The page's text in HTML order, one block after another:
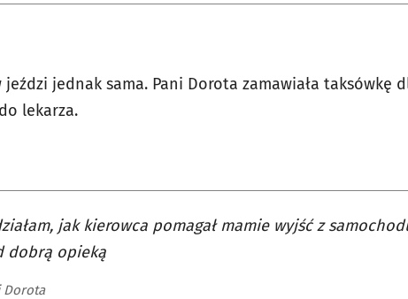
jeździ jednak sama. Pani Dorota zamawiała taksówkę
lekarza.
jak kierowca pomagał mamie wyjść z
dobrą opieką
Dorota